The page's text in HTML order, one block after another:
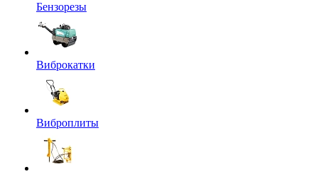
Бензорезы
Виброкатки
Виброплиты